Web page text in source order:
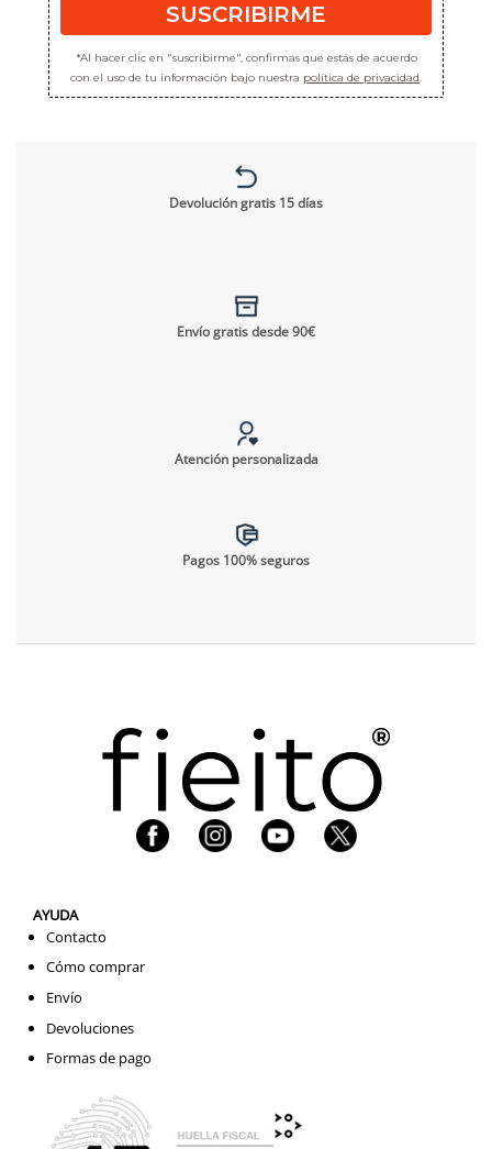
SUSCRIBIRME
*Al hacer clic en "suscribirme", confirmas que estás de acuerdo
con el uso de tu información bajo nuestra política de privacidad.
Devolución gratis 15 días
Envío gratis desde 90€
Atención personalizada
Pagos 100% seguros
AYUDA
Contacto
Cómo comprar
Envío
Devoluciones
Formas de pago